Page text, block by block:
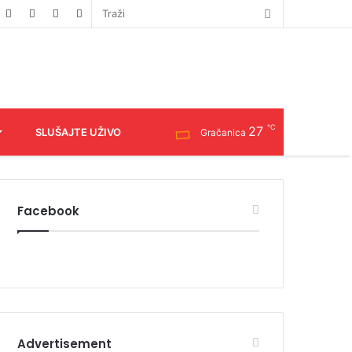
SLUŠAJTE UŽIVO Gračanica 27 ℃
Facebook
Advertisement